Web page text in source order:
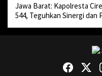
Jawa Barat: Kapolresta
544, Teguhkan Sinergi dan